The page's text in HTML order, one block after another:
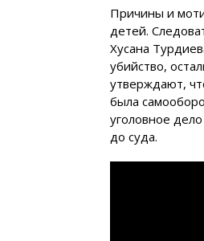
Причины и
детей.
Хусана
убийство,
утверждают,
была
уголовное
до суда.